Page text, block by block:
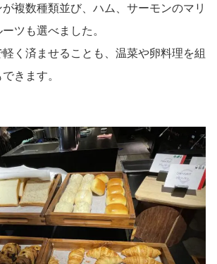
複数種類並び、ハム、サーモンのマリ
ツも選べました。
く済ませることも、温菜や卵料理を組
きます。